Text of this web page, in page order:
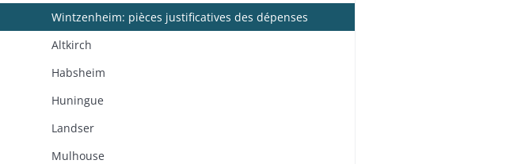
Wintzenheim: pièces justificatives des dépenses
Altkirch
Habsheim
Huningue
Landser
Mulhouse